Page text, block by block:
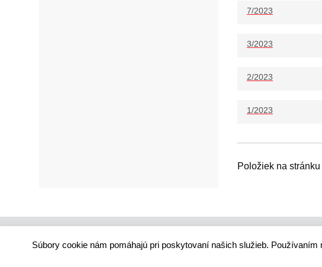
7/2023
3/2023
2/2023
1/2023
Položiek na stránku
Súbory cookie nám pomáhajú pri poskytovaní našich služieb.